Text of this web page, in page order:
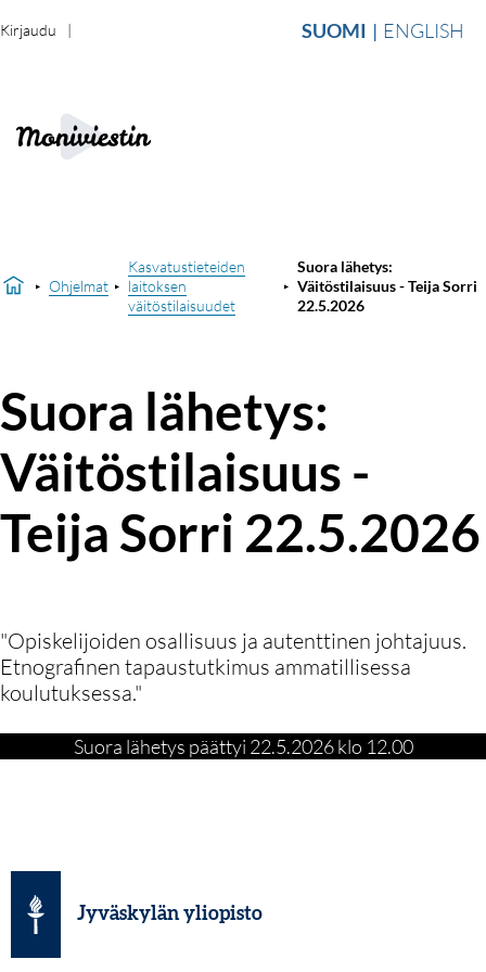
SUOMI ENGLISH
Kirjaudu
Ohjelmat
Kasvatustieteiden
laitoksen
väitöstilaisuudet
Suora lähetys:
Väitöstilaisuus - Teija Sorri
22.5.2026
Suora lähetys:
Väitöstilaisuus -
Teija Sorri 22.5.2026
"Opiskelijoiden osallisuus ja autenttinen johtajuus.
Etnografinen tapaustutkimus ammatillisessa
koulutuksessa."
Suora lähetys päättyi 22.5.2026 klo 12.00
Jyväskylän yliopisto